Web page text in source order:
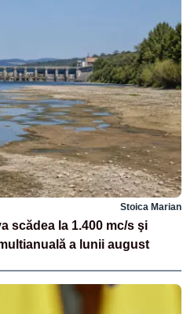
Stoica Marian
scădea la 1.400 mc/s şi
a lunii august